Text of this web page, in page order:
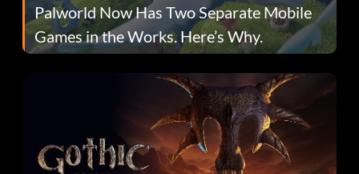
Palworld Now Has Two Separate Mobile
Games in the Works. Here’s Why.